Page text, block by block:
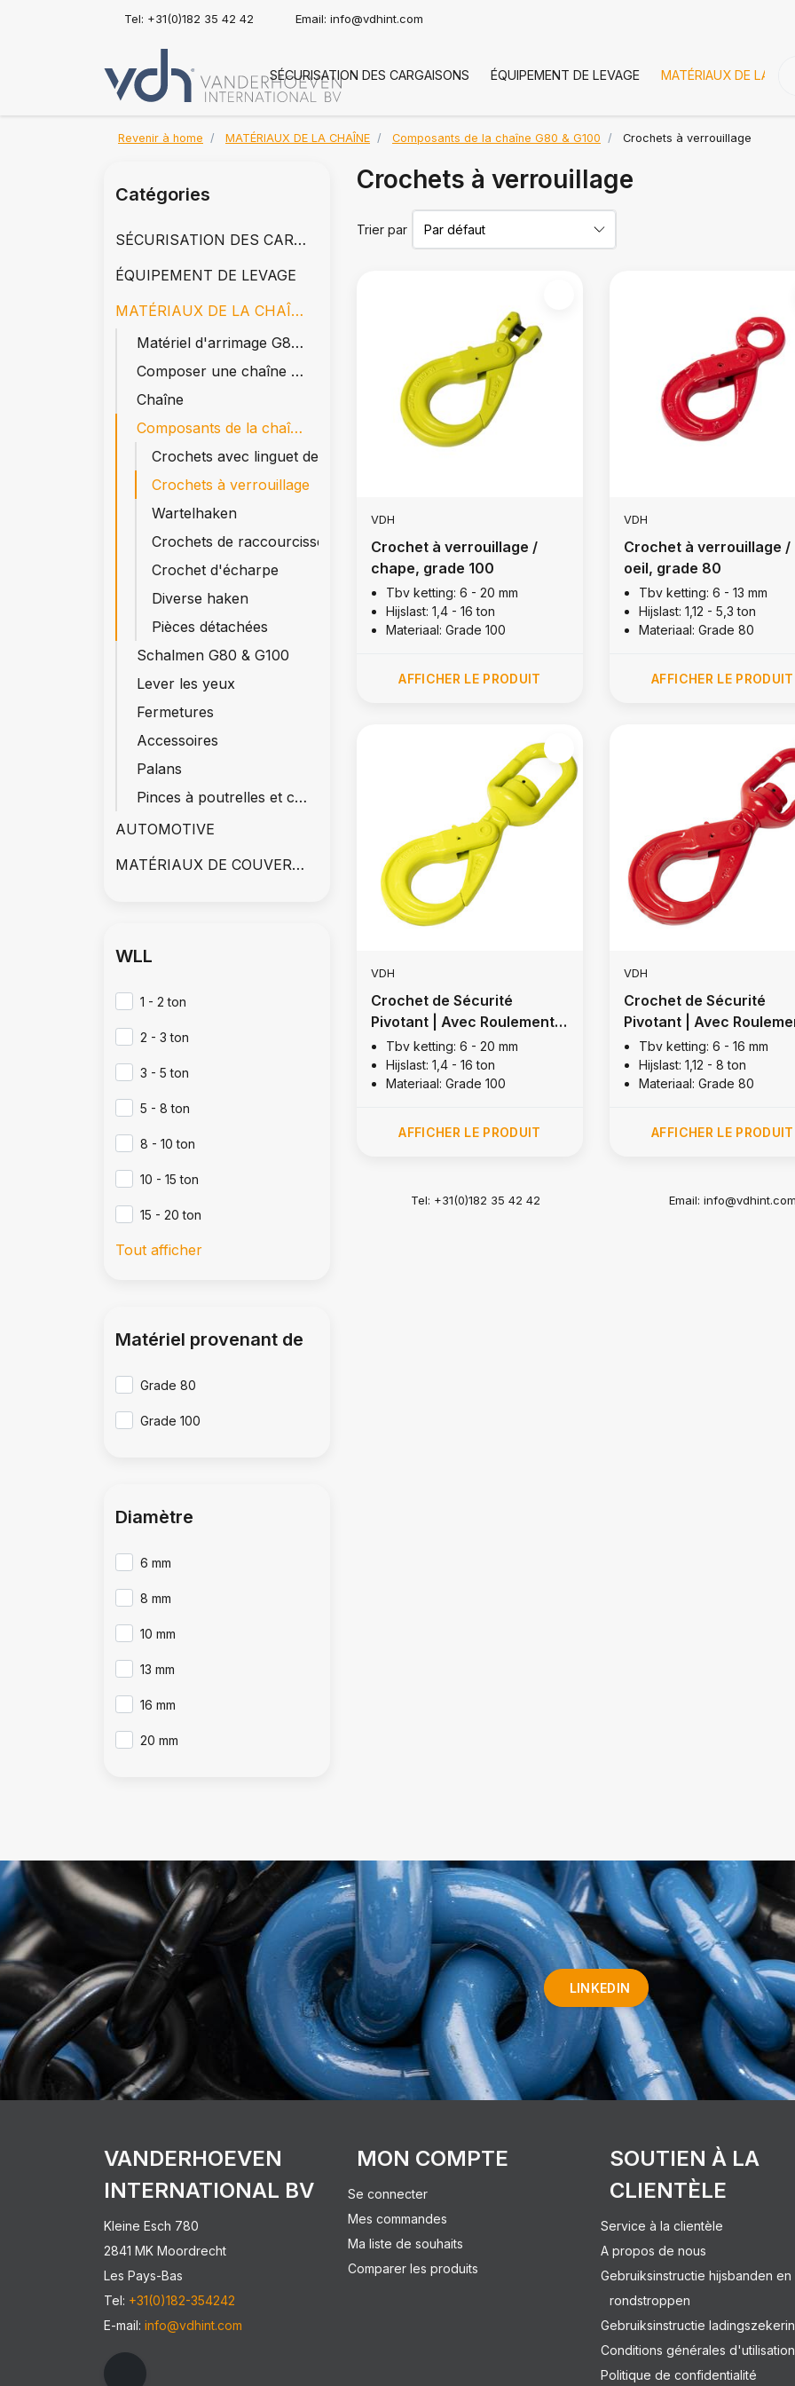
Tel: +31(0)182 35 42 42 Email: info@vdhint.com
SÉCURISATION DES CARGAISONS ÉQUIPEMENT DE LEVAGE MATÉRIAUX DE LA
Revenir à home MATÉRIAUX DE LA CHAÎNE Composants de la chaîne G80 & G100 Crochets à verrouillage
Crochets à verrouillage
Trier par
VDH
Crochet à verrouillage /
chape, grade 100
Tbv ketting: 6 - 20 mm
Hijslast: 1,4 - 16 ton
Materiaal: Grade 100
AFFICHER LE PRODUIT
VDH
Crochet à verrouillage /
oeil, grade 80
Tbv ketting: 6 - 13 mm
Hijslast: 1,12 - 5,3 ton
Materiaal: Grade 80
AFFICHER LE PRODUIT
VDH
Crochet de Sécurité
Pivotant | Avec Roulement,
Grade 100
Tbv ketting: 6 - 20 mm
Hijslast: 1,4 - 16 ton
Materiaal: Grade 100
AFFICHER LE PRODUIT
VDH
Crochet de Sécurité
Pivotant | Avec
Grade 80
Tbv ketting: 6 - 16 mm
Hijslast: 1,12 - 8 ton
Materiaal: Grade 80
AFFICHER LE PRODUIT
Tel: +31(0)182 35 42 42 Email:
Catégories
SÉCURISATION DES CARGAISONS
ÉQUIPEMENT DE LEVAGE
MATÉRIAUX DE LA CHAÎNE
Matériel d'arrimage G80 & G100
Composer une chaîne de levage G80 & G100
Chaîne
Composants de la chaîne G80 & G100
Crochets avec linguet de sécurité
Crochets à verrouillage
Wartelhaken
Crochets de raccourcissement
Crochet d'écharpe
Diverse haken
Pièces détachées
Schalmen G80 & G100
Lever les yeux
Fermetures
Accessoires
Palans
Pinces à poutrelles et chariots
AUTOMOTIVE
MATÉRIAUX DE COUVERTURE
WLL
1 - 2 ton
2 - 3 ton
3 - 5 ton
5 - 8 ton
8 - 10 ton
10 - 15 ton
15 - 20 ton
Tout afficher
Matériel provenant de
Grade 80
Grade 100
Diamètre
6 mm
8 mm
10 mm
13 mm
16 mm
20 mm
LINKEDIN
VANDERHOEVEN
INTERNATIONAL BV
Kleine Esch 780
2841 MK Moordrecht
Les Pays-Bas
Tel: +31(0)182-354242
E-mail: info@vdhint.com
MON COMPTE
Se connecter
Mes commandes
Ma liste de souhaits
Comparer les produits
SOUTIEN À LA
CLIENTÈLE
Service à la clientèle
A propos de nous
Gebruiksinstructie hijsbanden en
rondstroppen
Gebruiksinstructie
Conditions générales d'utilisation
Politique de confidentialité